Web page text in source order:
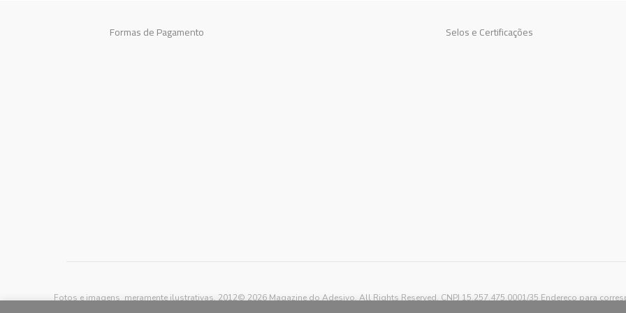
Formas de Pagamento Selos e Certificações
Fotos e imagens meramente ilustrativas, 2012© 2026 Magazine do Adesivo. All Rights Reserved. CNPJ 15.257.475.0001/35 Endereço para